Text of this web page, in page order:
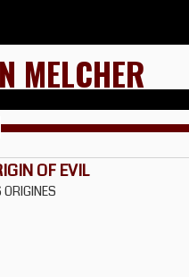
MELCHER
OF EVIL
ORIGINES